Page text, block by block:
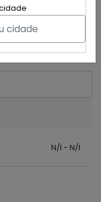
N/I - N/I